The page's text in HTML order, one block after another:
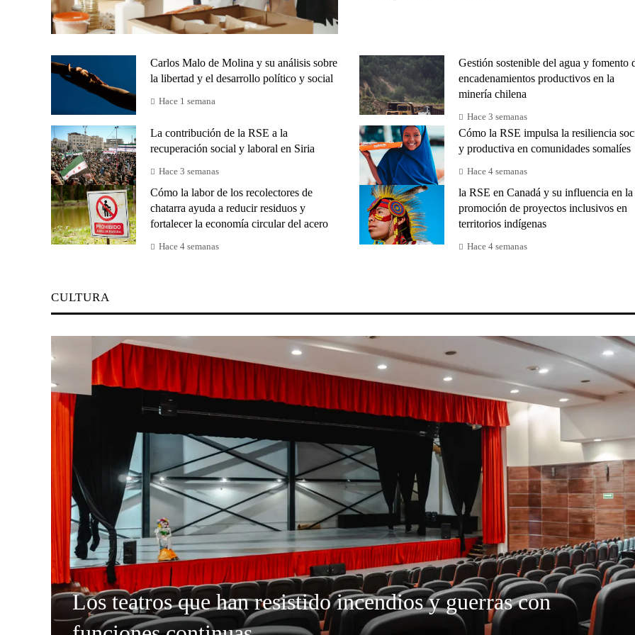
Carlos Malo de Molina y su análisis sobre
la libertad y el desarrollo político y social
Hace 1 semana
Gestión sostenible del agua y fomento
encadenamientos productivos en la
minería chilena
Hace 3 semanas
La contribución de la RSE a la
recuperación social y laboral en Siria
Hace 3 semanas
Cómo la RSE impulsa la resiliencia
y productiva en comunidades somalíes
Hace 4 semanas
Cómo la labor de los recolectores de
chatarra ayuda a reducir residuos y
fortalecer la economía circular del acero
Hace 4 semanas
la RSE en Canadá y su influencia en la
promoción de proyectos inclusivos en
territorios indígenas
Hace 4 semanas
CULTURA
Los teatros que han resistido incendios y guerras con